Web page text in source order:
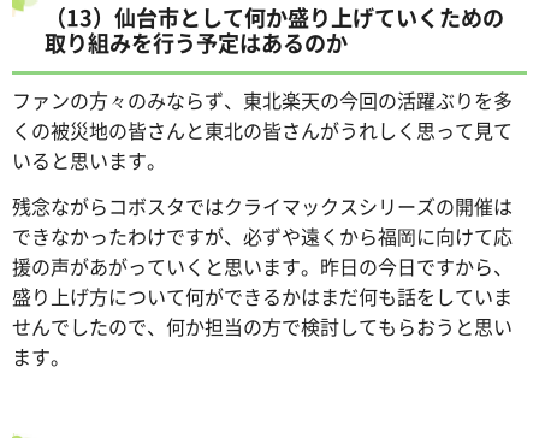
（13）仙台市として何か盛り上げていくための
取り組みを行う予定はあるのか
ファンの方々のみならず、東北楽天の今回の活躍ぶりを多
くの被災地の皆さんと東北の皆さんがうれしく思って見て
いると思います。
残念ながらコボスタではクライマックスシリーズの開催は
できなかったわけですが、必ずや遠くから福岡に向けて応
援の声があがっていくと思います。昨日の今日ですから、
盛り上げ方について何ができるかはまだ何も話をしていま
せんでしたので、何か担当の方で検討してもらおうと思い
ます。